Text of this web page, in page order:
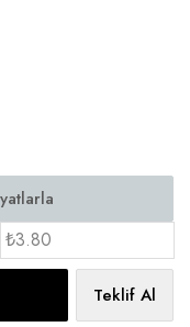
₺3.80
Teklif Al